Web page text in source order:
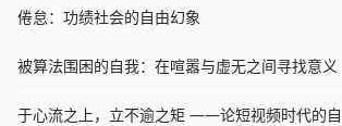
倦怠：功绩社会的自由幻象
被算法围困的自我：在喧嚣与虚无之间寻找意义